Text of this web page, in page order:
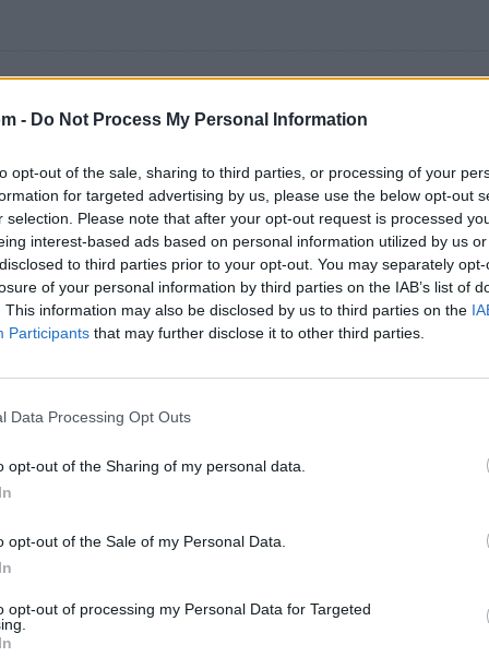
- Do Not Process My Personal Information
opt-out of the sale, sharing to third parties, or processing of your
for targeted advertising by us, please use the below opt-out
selection. Please note that after your opt-out request is processed
interest-based ads based on personal information utilized by us
to third parties prior to your opt-out. You may separately
of your personal information by third parties on the IAB’s list of
This information may also be disclosed by us to third parties on the
Participants that may further disclose it to other third parties.
Data Processing Opt Outs
opt-out of the Sharing of my personal data.
opt-out of the Sale of my Personal Data.
opt-out of processing my Personal Data for Targeted